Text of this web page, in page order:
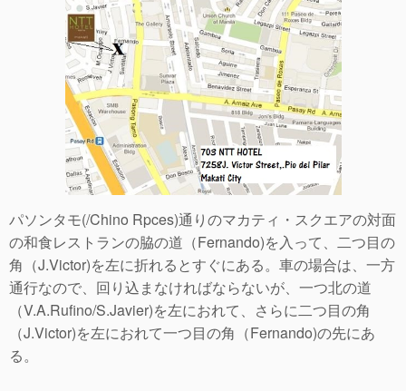
パソンタモ(/Chino Rpces)通りのマカティ・スクエアの対面
の和食レストランの脇の道（Fernando)を入って、二つ目の
角（J.Victor)を左に折れるとすぐにある。車の場合は、一方
通行なので、回り込まなければならないが、一つ北の道
（V.A.Rufino/S.Javier)を左におれて、さらに二つ目の角
（J.Victor)を左におれて一つ目の角（Fernando)の先にあ
る。